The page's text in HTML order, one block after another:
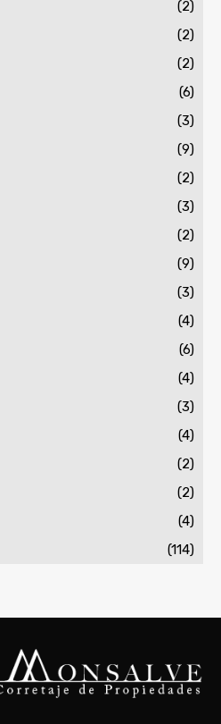
(2)
(2)
(2)
(6)
(3)
(9)
(2)
(3)
(2)
(9)
(3)
(4)
(6)
(4)
(3)
(4)
(2)
(2)
(4)
(114)